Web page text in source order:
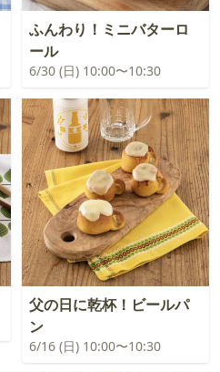
ふんわり！ミニバターロ
ール
6/30 (日) 10:00〜10:30
父の日に乾杯！ビールパ
ン
6/16 (日) 10:00〜10:30